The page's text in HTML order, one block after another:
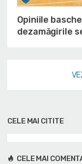
Opiniile
dezamăgirile
CELE MAI CITITE
CELE MAI